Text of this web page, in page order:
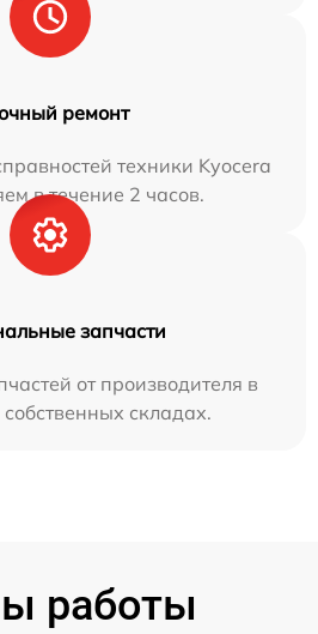
ремонт
техники Kyocera
в течение 2 часов.
запчасти
от производителя в
складах.
работы